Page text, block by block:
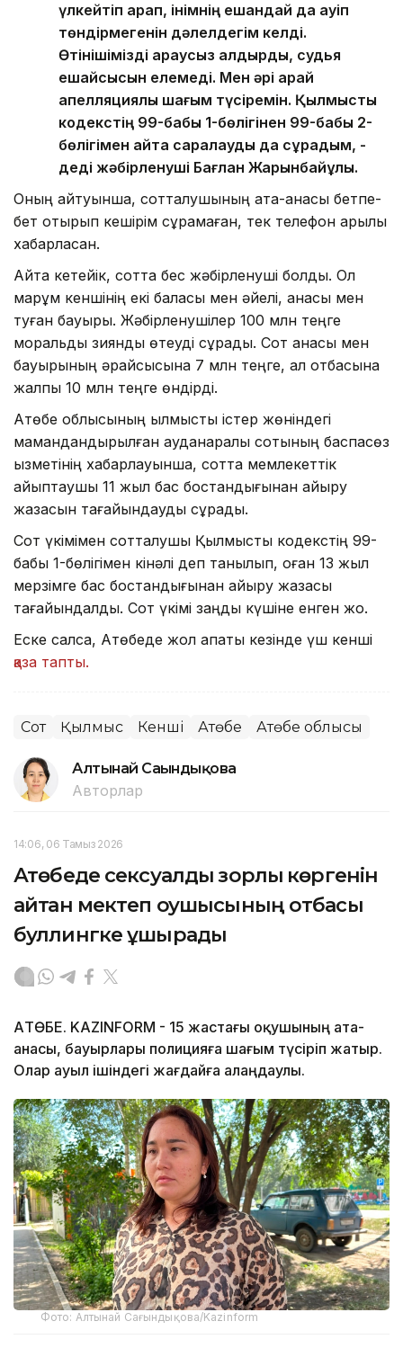
үлкейтіп қарап, інімнің ешқандай да қауіп
төндірмегенін дәлелдегім келді.
Өтінішімізді қараусыз қалдырды, судья
ешқайсысын елемеді. Мен әрі қарай
апелляциялық шағым түсіремін. Қылмыстық
кодекстің 99-бабы 1-бөлігінен 99-бабы 2-
бөлігімен қайта саралауды да сұрадым, -
деді жәбірленуші Бағлан Жарқынбайұлы.
Оның айтуынша, сотталушының ата-анасы бетпе-
бет отырып кешірім сұрамаған, тек телефон арқылы
хабарласқан.
Айта кетейік, сотта бес жәбірленуші болды. Ол
марқұм кеншінің екі баласы мен әйелі, анасы мен
туған бауыры. Жәбірленушілер 100 млн теңге
моральдық зиянды өтеуді сұрады. Сот анасы мен
бауырының әрқайсысына 7 млн теңге, ал отбасына
жалпы 10 млн теңге өндірді.
Ақтөбе облысының қылмыстық істер жөніндегі
мамандандырылған ауданаралық сотының баспасөз
қызметінің хабарлауынша, сотта мемлекеттік
айыптаушы 11 жыл бас бостандығынан айыру
жазасын тағайындауды сұрады.
Сот үкімімен сотталушы Қылмыстық кодекстің 99-
бабы 1-бөлігімен кінәлі деп танылып, оған 13 жыл
мерзімге бас бостандығынан айыру жазасы
тағайындалды. Сот үкімі заңды күшіне енген жоқ.
Еске салсақ, Ақтөбеде жол апаты кезінде үш кенші
қаза тапты.
Сот Қылмыс Кенші Ақтөбе Ақтөбе облысы
Алтынай Сағындықова
Авторлар
14:06, 06 Тамыз 2026
Ақтөбеде сексуалдық зорлық көргенін
айтқан мектеп оқушысының отбасы
буллингке ұшырады
АҚТӨБЕ. KAZINFORM - 15 жастағы оқушының ата-
анасы, бауырлары полицияға шағым түсіріп жатыр.
Олар ауыл ішіндегі жағдайға алаңдаулы.
Фото: Алтынай Сағындықова/Kazinform